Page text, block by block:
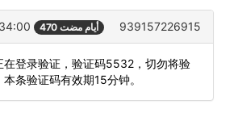
470 أيام مضت 939157226915
在登录验证，验证码5532，切勿将验
条验证码有效期15分钟。